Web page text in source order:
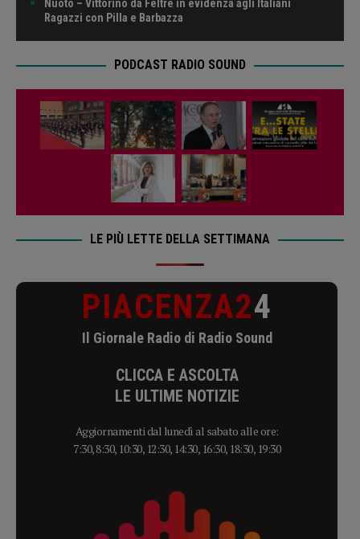
Nuoto – Vittorino da Feltre in evidenza agli Italiani
Ragazzi con Pilla e Barbazza
PODCAST RADIO SOUND
LE PIÙ LETTE DELLA SETTIMANA
PIACENZA24
Il Giornale Radio di Radio Sound
CLICCA E ASCOLTA
LE ULTIME NOTIZIE
Aggiornamenti dal lunedì al sabato alle ore:
7:30, 8:30, 10:30, 12:30, 14:30, 16:30, 18:30, 19:30